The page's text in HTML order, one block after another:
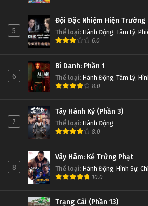
5
Đội Đặc Nhiệm Hiện Trường
Thể loại: Hành Động, Tâm Lý,
6.0
6
Bí Danh: Phần 1
Thể loại: Hành Động, Tâm Lý,
8.0
7
Tây Hành Kỷ (Phần 3)
Thể loại: Hành Động
8.0
8
Vây Hãm: Kẻ Trừng Phạt
Thể loại: Hành Động, Hình Sự,
10.0
Trạng Cãi (Phần 13)